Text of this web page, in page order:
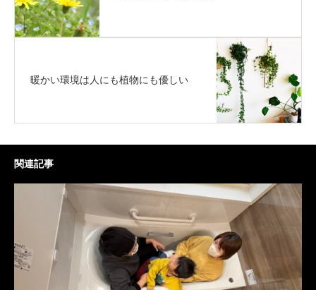
暖かい環境は人にも植物にも優しい
関連記事